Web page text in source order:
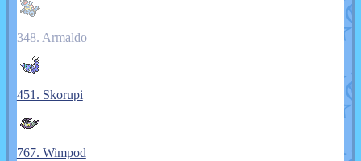
348. Armaldo
451. Skorupi
767. Wimpod